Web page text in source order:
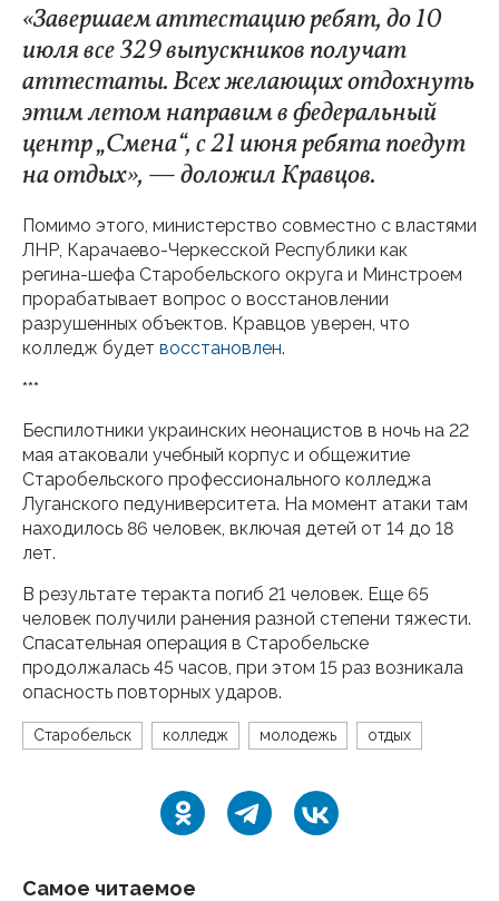
«Завершаем аттестацию ребят, до 10
июля все 329 выпускников получат
аттестаты. Всех желающих отдохнуть
этим летом направим в федеральный
центр „Смена“, с 21 июня ребята поедут
на отдых», — доложил Кравцов.
Помимо этого, министерство совместно с властями
ЛНР, Карачаево-Черкесской Республики как
регина-шефа Старобельского округа и Минстроем
прорабатывает вопрос о восстановлении
разрушенных объектов. Кравцов уверен, что
колледж будет восстановлен.
***
Беспилотники украинских неонацистов в ночь на 22
мая атаковали учебный корпус и общежитие
Старобельского профессионального колледжа
Луганского педуниверситета. На момент атаки там
находилось 86 человек, включая детей от 14 до 18
лет.
В результате теракта погиб 21 человек. Еще 65
человек получили ранения разной степени тяжести.
Спасательная операция в Старобельске
продолжалась 45 часов, при этом 15 раз возникала
опасность повторных ударов.
Старобельск колледж молодежь отдых
Самое читаемое